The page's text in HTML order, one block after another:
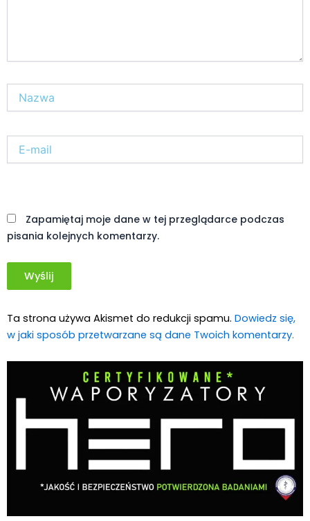
mail*
Zapamiętaj moje dane w tej przeglądarce podczas
pisania kolejnych komentarzy.
Ta strona używa Akismet do redukcji spamu. Dowiedz się,
w jaki sposób przetwarzane są dane Twoich komentarzy.